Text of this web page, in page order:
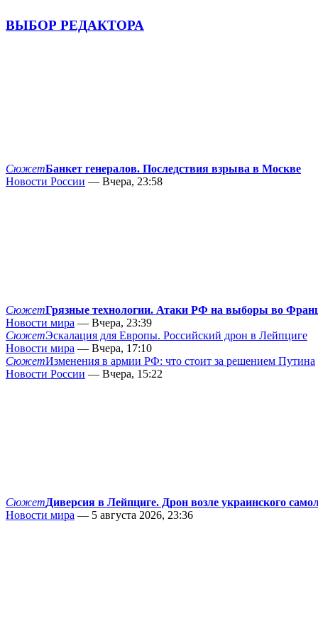
ВЫБОР РЕДАКТОРА
СюжетБанкет генералов. Последствия взрыва в Москве
Новости России — Вчера, 23:58
СюжетГрязные технологии. Атаки РФ на выборы во
Новости мира — Вчера, 23:39
СюжетЭскалация для Европы. Российский дрон в Лейпциге
Новости мира — Вчера, 17:10
СюжетИзменения в армии РФ: что стоит за решением Путина
Новости России — Вчера, 15:22
СюжетДиверсия в Лейпциге. Дрон возле украинского
Новости мира — 5 августа 2026, 23:36